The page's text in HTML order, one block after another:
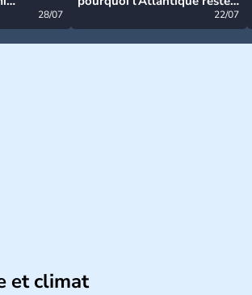
28/07 22/07
et climat